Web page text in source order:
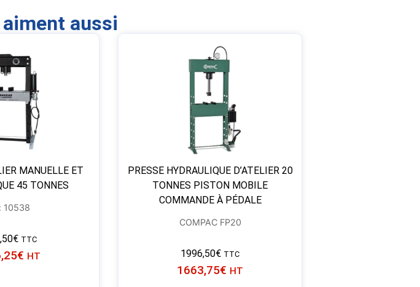
aussi
MANUELLE ET
45 TONNES
10538
€ TTC
€ HT
PRESSE HYDRAULIQUE D’ATELIER 20
TONNES PISTON MOBILE
COMMANDE À PÉDALE
COMPAC FP20
1996,50€ TTC
1663,75€ HT